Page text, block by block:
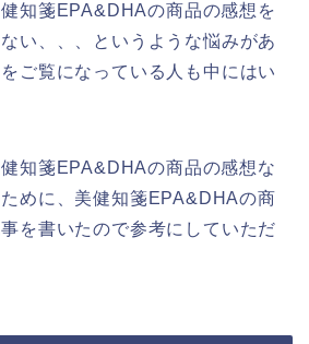
知箋EPA&DHAの商品の感想を
い、、、というような悩みがあ
ご覧になっている人も中にはい
知箋EPA&DHAの商品の感想な
めに、美健知箋EPA&DHAの商
を書いたので参考にしていただ